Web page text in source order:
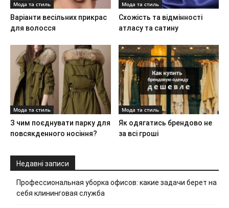
Мода та стиль
Варіанти весільних прикрас
для волосся
Мода та стиль
Схожість та відмінності
атласу та сатину
Мода та стиль
З чим поєднувати парку для
повсякденного носіння?
Мода та стиль
Як одягатись брендово не
за всі гроші
Недавні записи
Профессиональная уборка офисов: какие задачи берет на
себя клининговая служба